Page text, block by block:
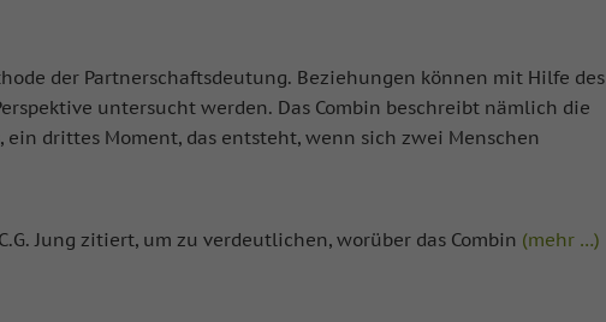
der Partnerschaftsdeutung. Beziehungen können mit Hilfe des
untersucht werden. Das Combin beschreibt nämlich die
ein drittes Moment, das entsteht, wenn sich zwei Menschen
Jung zitiert, um zu verdeutlichen, worüber das Combin (mehr …)